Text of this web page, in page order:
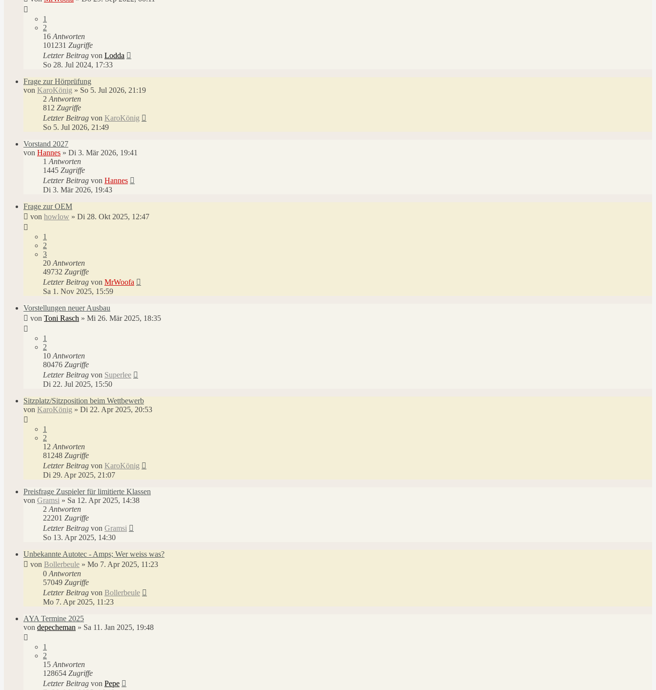
1
2
16 Antworten
101231 Zugriffe
Letzter Beitrag von Lodda
So 28. Jul 2024, 17:33
Frage zur Hörprüfung
von KaroKönig » So 5. Jul 2026, 21:19
2 Antworten
812 Zugriffe
Letzter Beitrag von KaroKönig
So 5. Jul 2026, 21:49
Vorstand 2027
von Hannes » Di 3. Mär 2026, 19:41
1 Antworten
1445 Zugriffe
Letzter Beitrag von Hannes
Di 3. Mär 2026, 19:43
Frage zur OEM
von howlow » Di 28. Okt 2025, 12:47
1
2
3
20 Antworten
49732 Zugriffe
Letzter Beitrag von MrWoofa
Sa 1. Nov 2025, 15:59
Vorstellungen neuer Ausbau
von Toni Rasch » Mi 26. Mär 2025, 18:35
1
2
10 Antworten
80476 Zugriffe
Letzter Beitrag von Superlee
Di 22. Jul 2025, 15:50
Sitzplatz/Sitzposition beim Wettbewerb
von KaroKönig » Di 22. Apr 2025, 20:53
1
2
12 Antworten
81248 Zugriffe
Letzter Beitrag von KaroKönig
Di 29. Apr 2025, 21:07
Preisfrage Zuspieler für limitierte Klassen
von Gramsi » Sa 12. Apr 2025, 14:38
2 Antworten
22201 Zugriffe
Letzter Beitrag von Gramsi
So 13. Apr 2025, 14:30
Unbekannte Autotec - Amps; Wer weiss was?
von Bollerbeule » Mo 7. Apr 2025, 11:23
0 Antworten
57049 Zugriffe
Letzter Beitrag von Bollerbeule
Mo 7. Apr 2025, 11:23
AYA Termine 2025
von depecheman » Sa 11. Jan 2025, 19:48
1
2
15 Antworten
128654 Zugriffe
Letzter Beitrag von Pepe